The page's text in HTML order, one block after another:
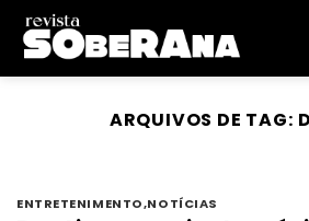
Skip
content
ARQUIVOS DE TAG:
ENTRETENIMENTO,NOTÍCIAS